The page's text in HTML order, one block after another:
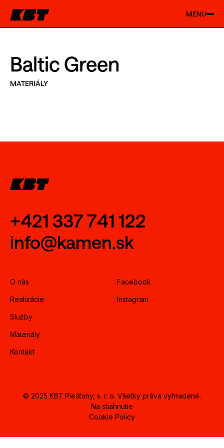
MENU
Baltic Green
MATERIÁLY
+421 337 741 122
info@kamen.sk
O nás
Realizácie
Služby
Materiály
Kontakt
Facebook
Instagram
© 2025 KBT Piešťany, s. r. o. Všetky práva vyhradené.
Na stiahnutie
Cookie Policy